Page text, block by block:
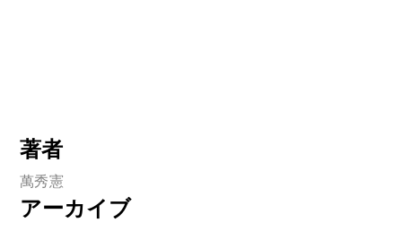
著者
萬秀憲
アーカイブ